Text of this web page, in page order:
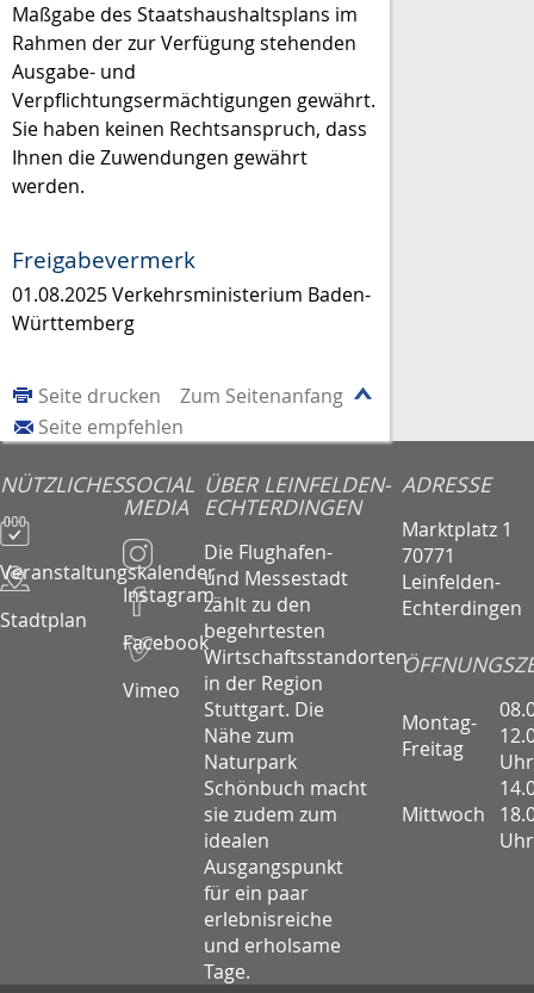
Maßgabe des Staatshaushaltsplans im
Rahmen der zur Verfügung stehenden
Ausgabe- und
Verpflichtungsermächtigungen gewährt.
Sie haben keinen Rechtsanspruch, dass
Ihnen die Zuwendungen gewährt
werden.
Freigabevermerk
01.08.2025 Verkehrsministerium Baden-
Württemberg
Zum Seitenanfang
Seite drucken
Seite empfehlen
NÜTZLICHES
Veranstaltungskalender
Stadtplan
SOCIAL
MEDIA
Instagram
Facebook
Vimeo
ÜBER LEINFELDEN-
ECHTERDINGEN
Die Flughafen-
und Messestadt
zählt zu den
begehrtesten
Wirtschaftsstandorten
in der Region
Stuttgart. Die
Nähe zum
Naturpark
Schönbuch macht
sie zudem zum
idealen
Ausgangspunkt
für ein paar
erlebnisreiche
und erholsame
Tage.
ADRESSE
Marktplatz 1
70771
Leinfelden-
Echterdingen
Montag-
Freitag
Uhr
Mittwoch
Uhr